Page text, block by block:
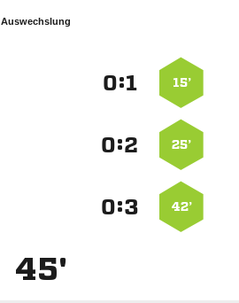
Auswechslung
15’
:
25’
:
42’
:
45'